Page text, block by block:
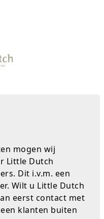
mogen wij
Little Dutch
Dit i.v.m. een
Wilt u Little Dutch
eerst contact met
klanten buiten